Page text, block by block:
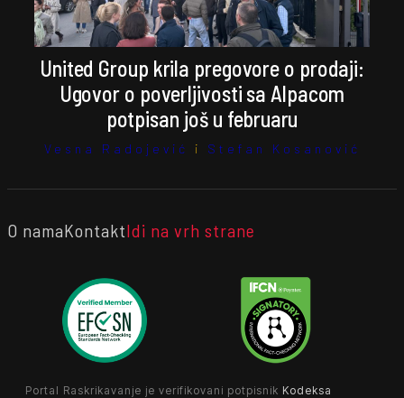
United Group krila pregovore o prodaji:
Ugovor o poverljivosti sa Alpacom
potpisan još u februaru
Vesna Radojević i Stefan Kosanović
O namaKontaktIdi na vrh strane
Portal Raskrikavanje je verifikovani potpisnik Kodeksa